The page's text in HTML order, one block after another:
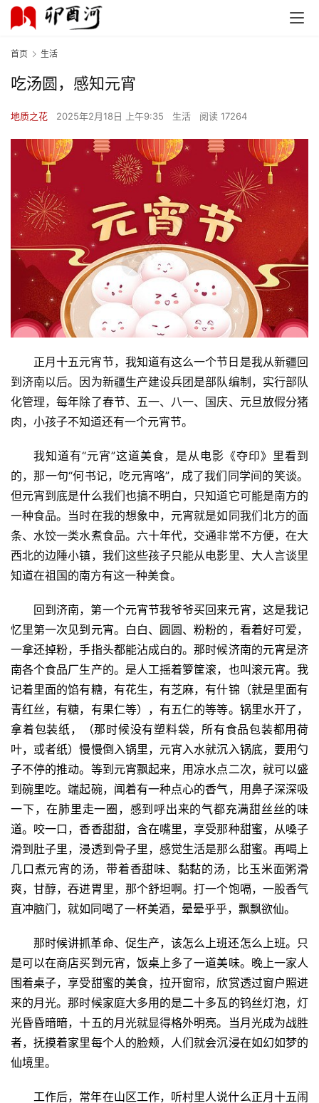
首页 生活
吃汤圆，感知元宵
地质之花 2025年2月18日 上午9:35 生活 阅读 17264
正月十五元宵节，我知道有这么一个节日是我从新疆回
到济南以后。因为新疆生产建设兵团是部队编制，实行部队
化管理，每年除了春节、五一、八一、国庆、元旦放假分猪
肉，小孩子不知道还有一个元宵节。
我知道有“元宵”这道美食，是从电影《夺印》里看到
的，那一句“何书记，吃元宵咯”，成了我们同学间的笑谈。
但元宵到底是什么我们也搞不明白，只知道它可能是南方的
一种食品。当时在我的想象中，元宵就是如同我们北方的面
条、水饺一类水煮食品。六十年代，交通非常不方便，在大
西北的边陲小镇，我们这些孩子只能从电影里、大人言谈里
知道在祖国的南方有这一种美食。
回到济南，第一个元宵节我爷爷买回来元宵，这是我记
忆里第一次见到元宵。白白、圆圆、粉粉的，看着好可爱，
一拿还掉粉，手指头都能沾成白的。那时候济南的元宵是济
南各个食品厂生产的。是人工摇着箩筐滚，也叫滚元宵。我
记着里面的馅有糖，有花生，有芝麻，有什锦（就是里面有
青红丝，有糖，有果仁等），有五仁的等等。锅里水开了，
拿着包装纸，（那时候没有塑料袋，所有食品包装都用荷
叶，或者纸）慢慢倒入锅里，元宵入水就沉入锅底，要用勺
子不停的推动。等到元宵飘起来，用凉水点二次，就可以盛
到碗里吃。端起碗，闻着有一种点心的香气，用鼻子深深吸
一下，在肺里走一圈，感到呼出来的气都充满甜丝丝的味
道。咬一口，香香甜甜，含在嘴里，享受那种甜蜜，从嗓子
滑到肚子里，浸透到骨子里，感觉生活是那么甜蜜。再喝上
几口煮元宵的汤，带着香甜味、黏黏的汤，比玉米面粥滑
爽，甘醇，吞进胃里，那个舒坦啊。打一个饱嗝，一股香气
直冲脑门，就如同喝了一杯美酒，晕晕乎乎，飘飘欲仙。
那时候讲抓革命、促生产，该怎么上班还怎么上班。只
是可以在商店买到元宵，饭桌上多了一道美味。晚上一家人
围着桌子，享受甜蜜的美食，拉开窗帘，欣赏透过窗户照进
来的月光。那时候家庭大多用的是二十多瓦的钨丝灯泡，灯
光昏昏暗暗，十五的月光就显得格外明亮。当月光成为战胜
者，抚摸着家里每个人的脸颊，人们就会沉浸在如幻如梦的
仙境里。
工作后，常年在山区工作，听村里人说什么正月十五闹